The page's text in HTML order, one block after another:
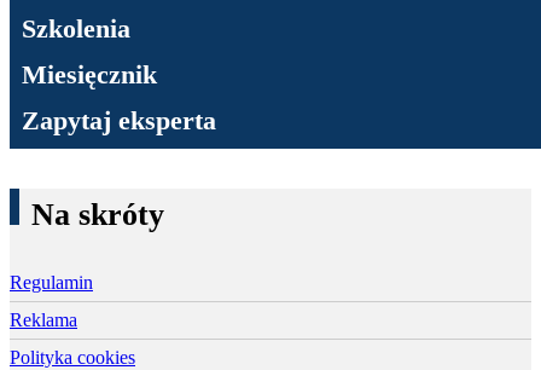
Szkolenia
Miesięcznik
Zapytaj eksperta
Na skróty
Regulamin
Reklama
Polityka cookies